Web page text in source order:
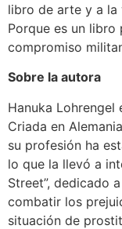
libro de arte y a la
Porque es un libro
compromiso
Sobre la autora
Hanuka
Criada en
su profesión ha
lo que la llevó a
Street”, dedicado
combatir los
situación de